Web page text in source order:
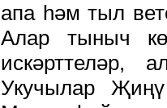
апа һәм тыл
Алар тыныч
искәрттеләр,
Укучылар